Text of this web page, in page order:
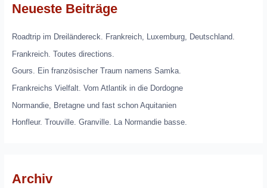
Neueste Beiträge
Roadtrip im Dreiländereck. Frankreich, Luxemburg, Deutschland.
Frankreich. Toutes directions.
Gours. Ein französischer Traum namens Samka.
Frankreichs Vielfalt. Vom Atlantik in die Dordogne
Normandie, Bretagne und fast schon Aquitanien
Honfleur. Trouville. Granville. La Normandie basse.
Archiv